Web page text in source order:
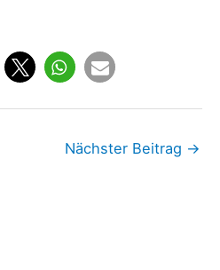
Nächster Beitrag →